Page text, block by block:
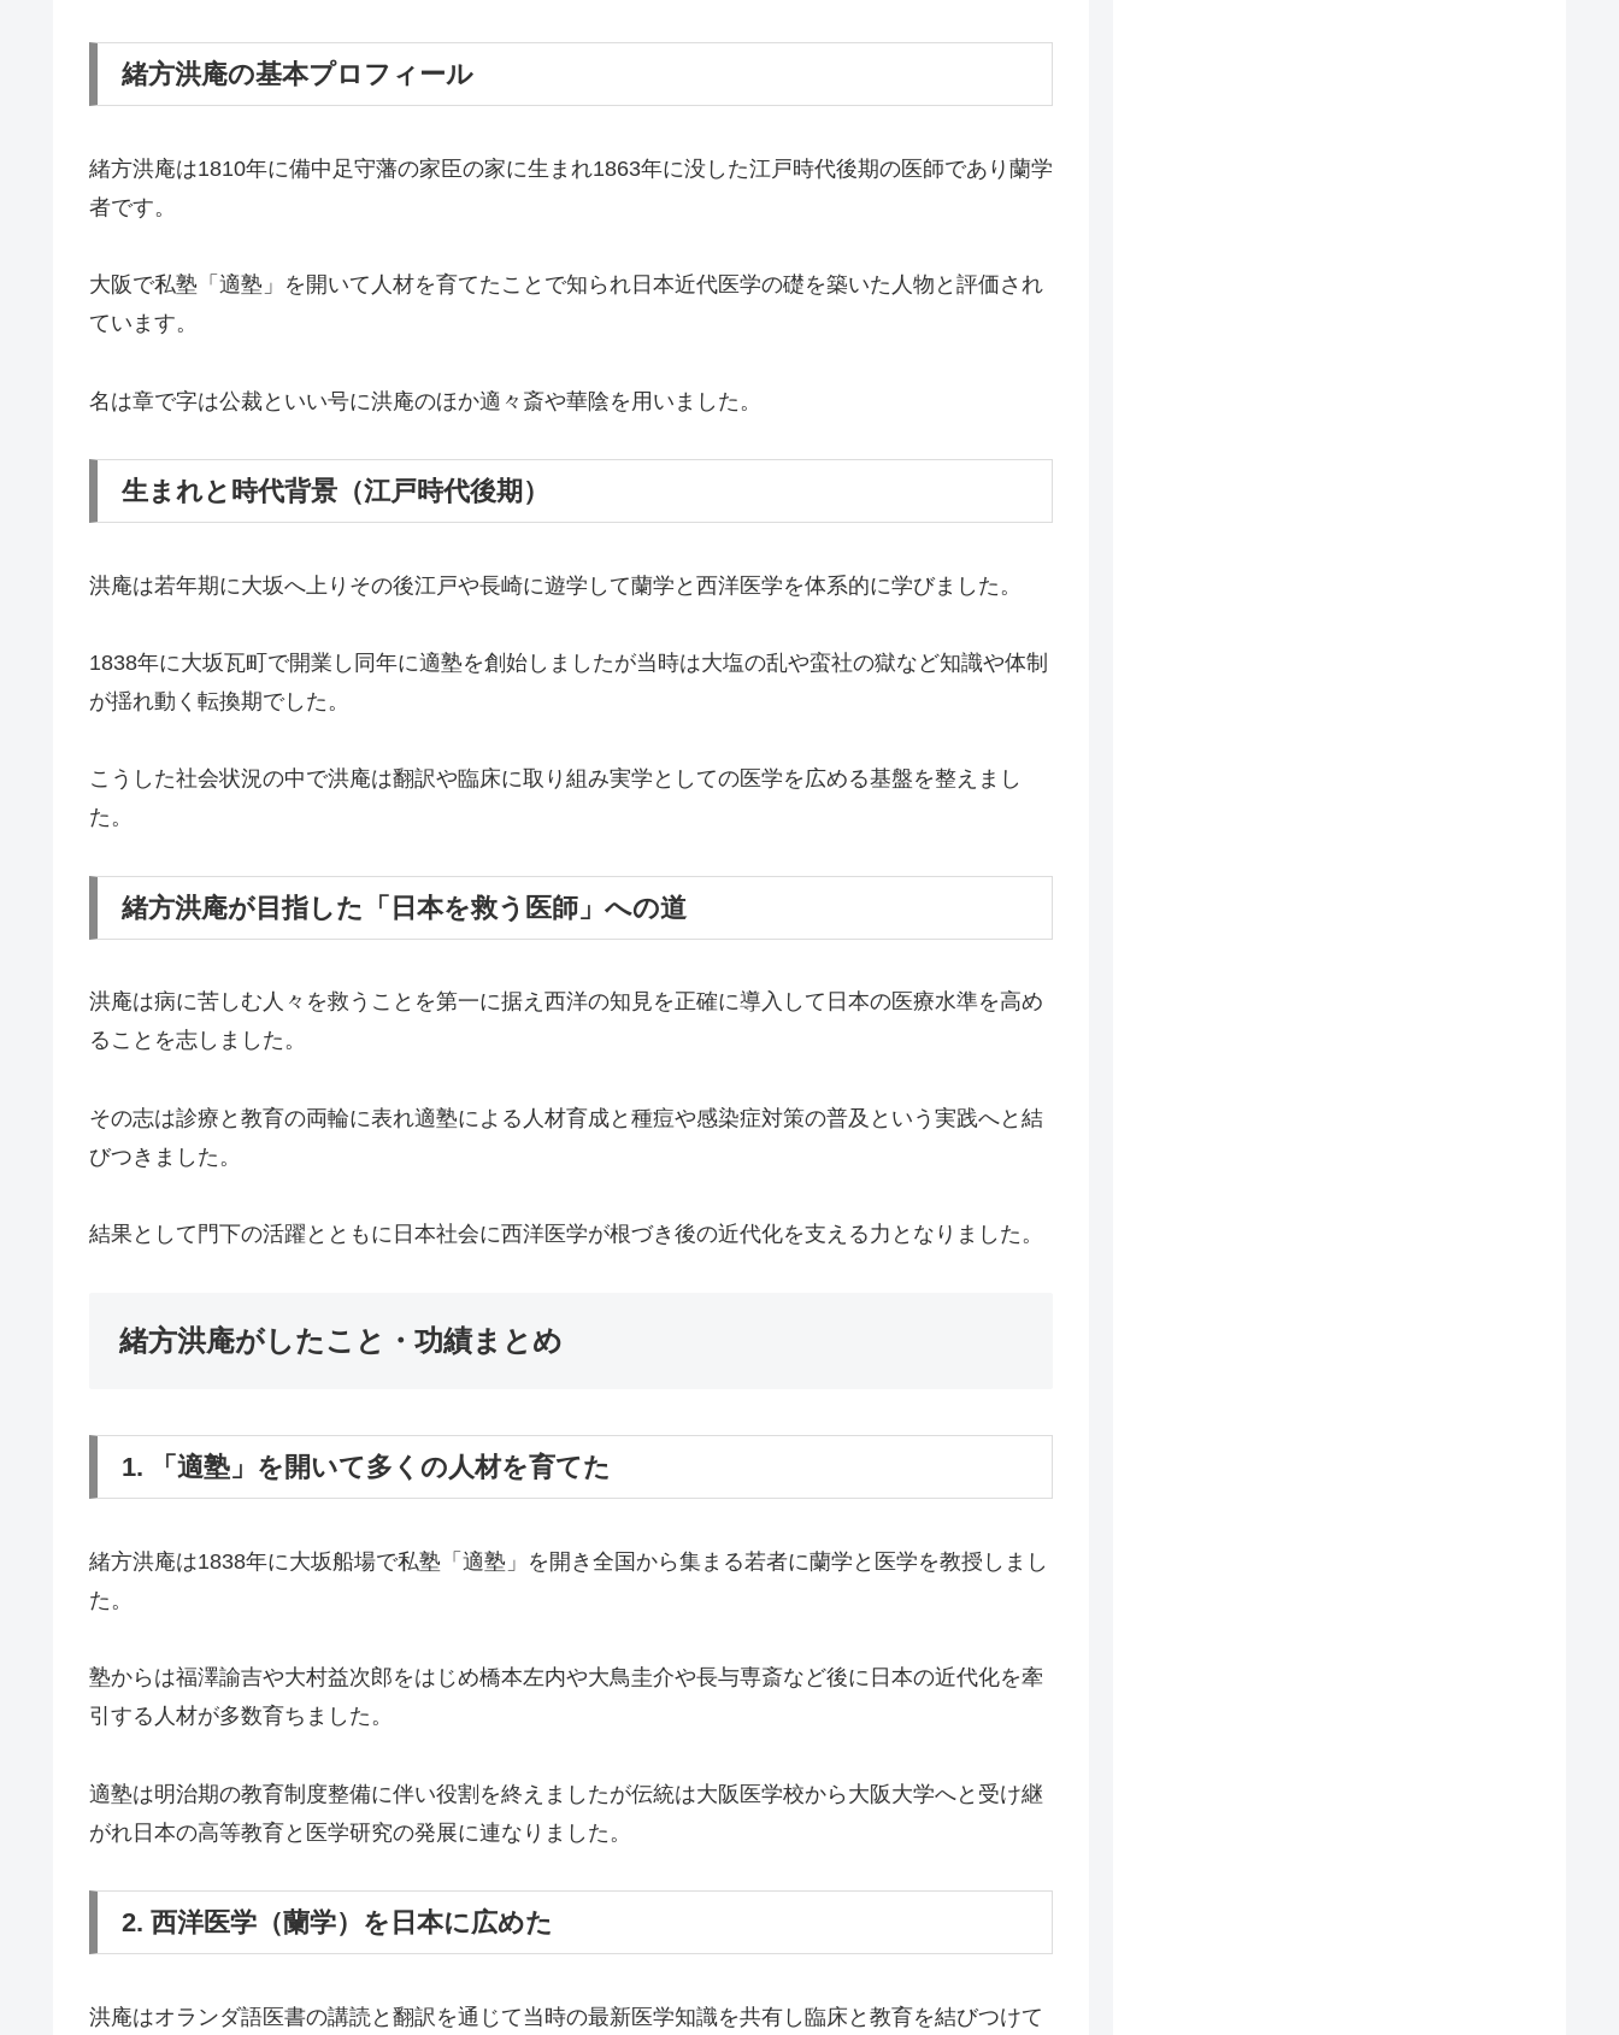
緒方洪庵の基本プロフィール
緒方洪庵は1810年に備中足守藩の家臣の家に生まれ1863年に没した江戸時代後期の医師であり蘭学
者です。
大阪で私塾「適塾」を開いて人材を育てたことで知られ日本近代医学の礎を築いた人物と評価され
ています。
名は章で字は公裁といい号に洪庵のほか適々斎や華陰を用いました。
生まれと時代背景（江戸時代後期）
洪庵は若年期に大坂へ上りその後江戸や長崎に遊学して蘭学と西洋医学を体系的に学びました。
1838年に大坂瓦町で開業し同年に適塾を創始しましたが当時は大塩の乱や蛮社の獄など知識や体制
が揺れ動く転換期でした。
こうした社会状況の中で洪庵は翻訳や臨床に取り組み実学としての医学を広める基盤を整えまし
た。
緒方洪庵が目指した「日本を救う医師」への道
洪庵は病に苦しむ人々を救うことを第一に据え西洋の知見を正確に導入して日本の医療水準を高め
ることを志しました。
その志は診療と教育の両輪に表れ適塾による人材育成と種痘や感染症対策の普及という実践へと結
びつきました。
結果として門下の活躍とともに日本社会に西洋医学が根づき後の近代化を支える力となりました。
緒方洪庵がしたこと・功績まとめ
1. 「適塾」を開いて多くの人材を育てた
緒方洪庵は1838年に大坂船場で私塾「適塾」を開き全国から集まる若者に蘭学と医学を教授しまし
た。
塾からは福澤諭吉や大村益次郎をはじめ橋本左内や大鳥圭介や長与専斎など後に日本の近代化を牽
引する人材が多数育ちました。
適塾は明治期の教育制度整備に伴い役割を終えましたが伝統は大阪医学校から大阪大学へと受け継
がれ日本の高等教育と医学研究の発展に連なりました。
2. 西洋医学（蘭学）を日本に広めた
洪庵はオランダ語医書の講読と翻訳を通じて当時の最新医学知識を共有し臨床と教育を結びつけて